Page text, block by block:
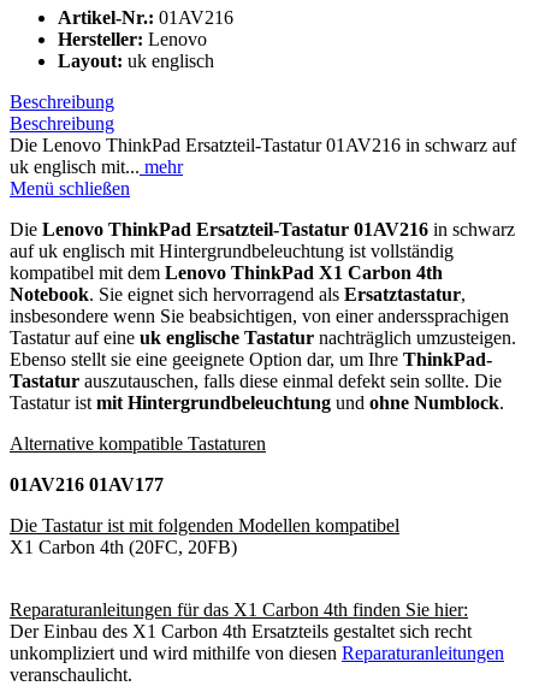
Artikel-Nr.: 01AV216
Hersteller: Lenovo
Layout: uk englisch
Beschreibung
Beschreibung
Die Lenovo ThinkPad Ersatzteil-Tastatur 01AV216 in schwarz auf
uk englisch mit... mehr
Menü schließen
Die Lenovo ThinkPad Ersatzteil-Tastatur 01AV216 in schwarz
auf uk englisch mit Hintergrundbeleuchtung ist vollständig
kompatibel mit dem Lenovo ThinkPad X1 Carbon 4th
Notebook. Sie eignet sich hervorragend als Ersatztastatur,
insbesondere wenn Sie beabsichtigen, von einer anderssprachigen
Tastatur auf eine uk englische Tastatur nachträglich umzusteigen.
Ebenso stellt sie eine geeignete Option dar, um Ihre ThinkPad-
Tastatur auszutauschen, falls diese einmal defekt sein sollte. Die
Tastatur ist mit Hintergrundbeleuchtung und ohne Numblock.
Alternative kompatible Tastaturen
01AV216 01AV177
Die Tastatur ist mit folgenden Modellen kompatibel
X1 Carbon 4th (20FC, 20FB)
Reparaturanleitungen für das X1 Carbon 4th finden Sie hier:
Der Einbau des X1 Carbon 4th Ersatzteils gestaltet sich recht
unkompliziert und wird mithilfe von diesen Reparaturanleitungen
veranschaulicht.